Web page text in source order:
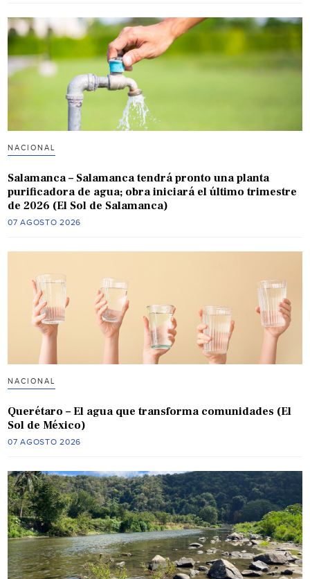
NACIONAL
Salamanca – Salamanca tendrá pronto una planta
purificadora de agua; obra iniciará el último trimestre
de 2026 (El Sol de Salamanca)
07 AGOSTO 2026
NACIONAL
Querétaro – El agua que transforma comunidades (El
Sol de México)
07 AGOSTO 2026